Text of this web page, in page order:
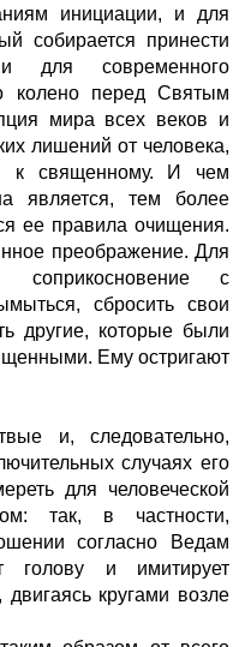
инициации, и для
собирается принести
современного
колено перед Святым
мира всех веков и
лишений от человека,
к священному. И чем
является, тем более
ее правила очищения.
преображение. Для
с
сбросить свои
другие, которые были
Ему остригают
и, следовательно,
случаях его
для человеческой
так, в частности,
согласно Ведам
голову и имитирует
кругами возле